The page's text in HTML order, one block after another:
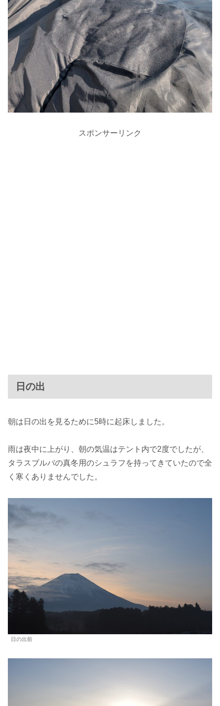
スポンサーリンク
日の出
朝は日の出を見るために5時に起床しました。
雨は夜中に上がり、朝の気温はテント内で2度でしたが、
タラスブルバの真冬用のシュラフを持ってきていたので全
く寒くありませんでした。
日の出前